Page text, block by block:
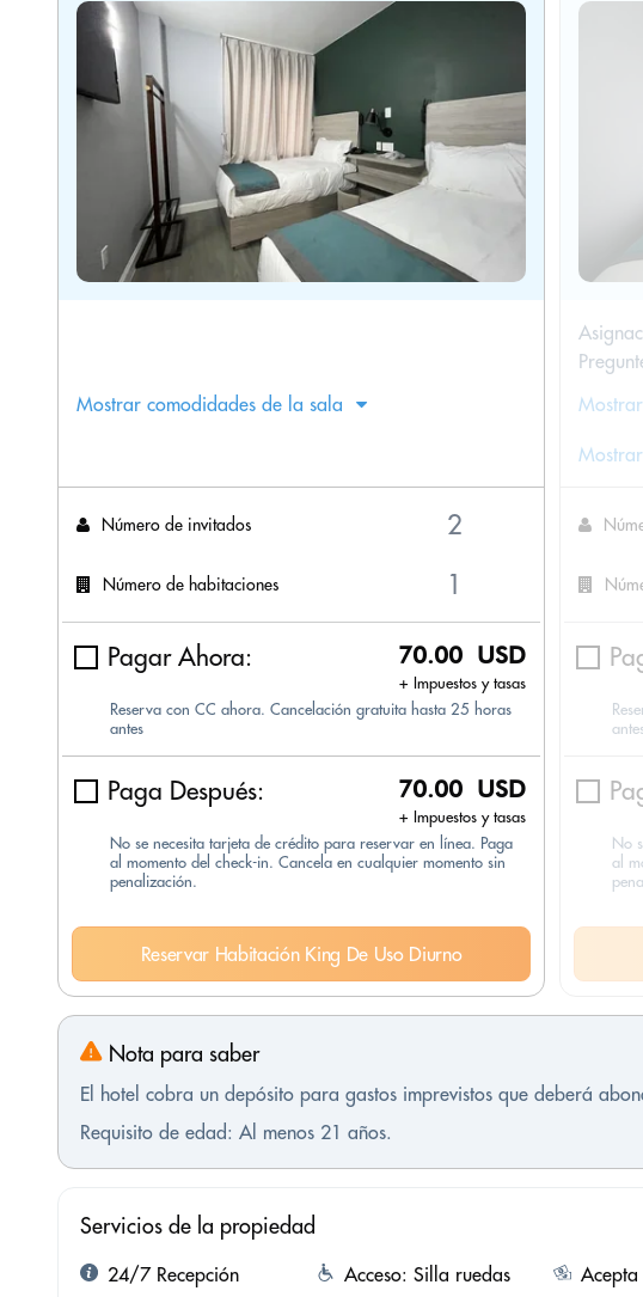
Mostrar comodidades de la sala
Número de invitados
Número de habitaciones
Pagar Ahora: 70.00 USD
+ Impuestos y tasas
Reserva con CC ahora. Cancelación gratuita hasta 25 horas
antes
Paga Después: 70.00 USD
+ Impuestos y tasas
No se necesita tarjeta de crédito para reservar en línea. Paga
al momento del check-in. Cancela en cualquier momento sin
penalización.
Reservar Habitación King De Uso Diurno
No
al
Nota para saber
El hotel cobra un depósito para gastos imprevistos que deberá
Requisito de edad: Al menos 21 años.
Servicios de la propiedad
24/7 Recepción Acceso: Silla ruedas
Acepta